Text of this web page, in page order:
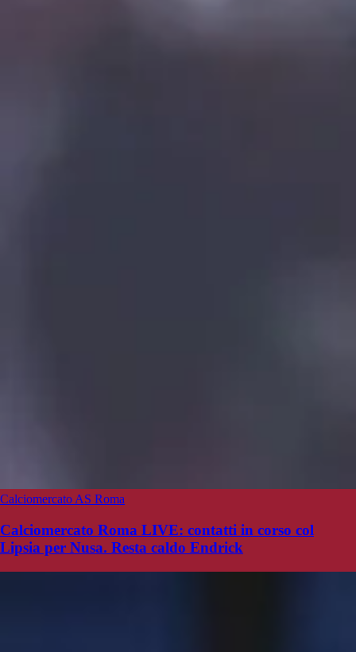
Calciomercato AS Roma
Calciomercato Roma LIVE: contatti in corso col
Lipsia per Nusa. Resta caldo Endrick